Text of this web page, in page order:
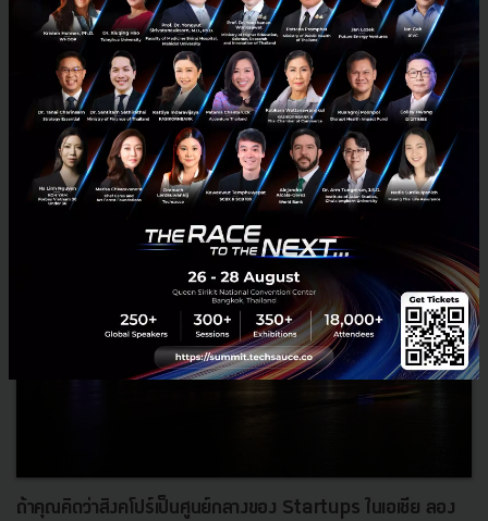
เว็บไซต์สั่งอาหารชื่อดังจากจีน Ele.m เพิ่งจะได้รับเงินทุนก้อนใหญ่จาก
CITIC Capital และ Hualian เป็นจำนวน 630 ล้านเหรียญสหรัฐเมื่อวันที่ 28
สิงหาคม ด้วยเงินทุนก้อนนี้จะทำให้จำนวนเงิ...
กันยายน 6, 2015| ByTechsauce Team
ele.me Startup Funding Investment
ถ้าคุณคิดว่าสิงคโปร์เป็นศูนย์กลางของ Startups ในเอเชีย ลอง